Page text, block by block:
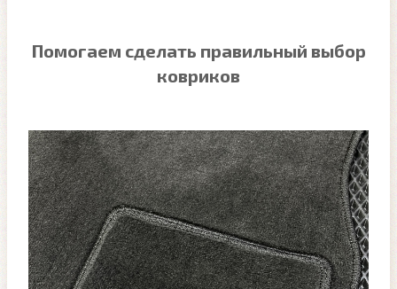
Помогаем сделать правильный выбор
ковриков